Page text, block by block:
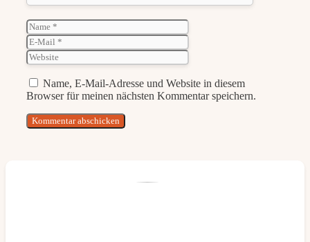
Name
E-
Mail
Website
Name, E-Mail-Adresse und Website in diesem
Browser für meinen nächsten Kommentar speichern.